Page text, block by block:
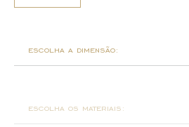
escolha a dimensão:
escolha os materiais: